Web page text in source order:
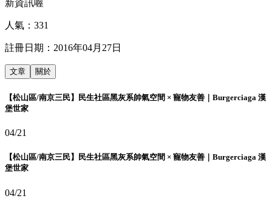
新資訊喔
人氣： 331
註冊日期： 2016年04月27日
文章 關於
【松山區/南京三民】民生社區黑灰系帥氣空間 × 寵物友善｜Burgerciaga 漢
堡世家
04/21
【松山區/南京三民】民生社區黑灰系帥氣空間 × 寵物友善｜Burgerciaga 漢
堡世家
04/21